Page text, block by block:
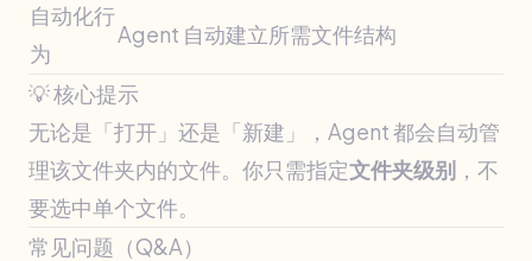
自动化行
为
Agent 自动建立所需文件结构
💡 核心提示
无论是「打开」还是「新建」，Agent 都会自动管
理该文件夹内的文件。你只需指定文件夹级别 ，不
要选中单个文件。
常见问题（Q&A）